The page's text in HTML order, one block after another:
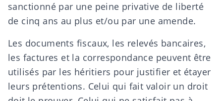
sanctionné par une peine privative de liberté
de cinq ans au plus et/ou par une amende.
Les documents fiscaux, les relevés bancaires,
les factures et la correspondance peuvent être
utilisés par les héritiers pour justifier et étayer
leurs prétentions. Celui qui fait valoir un droit